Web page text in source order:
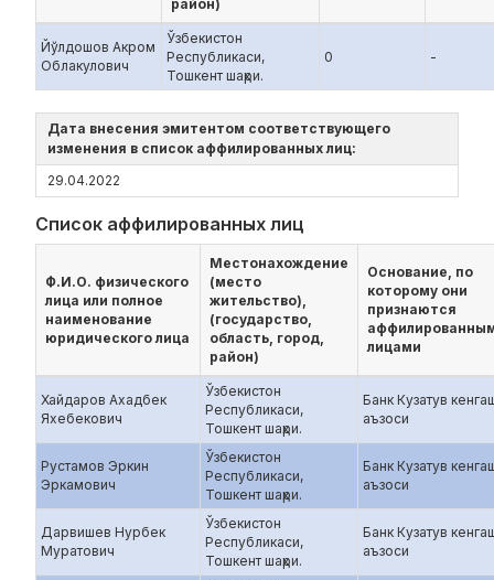
район)
Йўлдошов Акром
Облакулович
Ўзбекистон
Республикаси,
Тошкент шаҳри.
0 -
Дата внесения эмитентом соответствующего
изменения в список аффилированных лиц:
29.04.2022
Список аффилированных лиц
Ф.И.О. физического
лица или полное
наименование
юридического лица
Местонахождение
(место
жительство),
(государство,
область, город,
район)
Основание, по
которому они
признаются
лицами
Хайдаров Ахадбек
Яхебекович
Ўзбекистон
Республикаси,
Тошкент шаҳри.
Банк Кузатув
аъзоси
Рустамов Эркин
Эркамович
Ўзбекистон
Республикаси,
Тошкент шаҳри.
Банк Кузатув
аъзоси
Дарвишев Нурбек
Муратович
Ўзбекистон
Республикаси,
Тошкент шаҳри.
Банк Кузатув
аъзоси